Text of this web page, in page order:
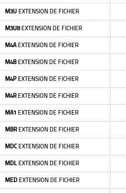
M3U EXTENSION DE FICHIER
M3U8EXTENSION DE FICHIER
M4AEXTENSION DE FICHIER
M4BEXTENSION DE FICHIER
M4PEXTENSION DE FICHIER
M4REXTENSION DE FICHIER
MA1 EXTENSION DE FICHIER
MBREXTENSION DE FICHIER
MDCEXTENSION DE FICHIER
MDLEXTENSION DE FICHIER
MED EXTENSION DE FICHIER